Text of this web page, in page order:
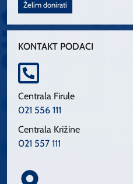
Želim donirati
KONTAKT PODACI
Centrala Firule
021 556 111
Centrala Križine
021 557 111